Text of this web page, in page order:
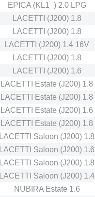
EPICA (KL1_) 2.0 LPG
LACETTI (J200) 1.8
LACETTI (J200) 1.8
LACETTI (J200) 1.4 16V
LACETTI (J200) 1.8
LACETTI (J200) 1.6
LACETTI Estate (J200) 1.8
LACETTI Estate (J200) 1.8
LACETTI Estate (J200) 1.6
LACETTI Estate (J200) 1.8
LACETTI Saloon (J200) 1.8
LACETTI Saloon (J200) 1.6
LACETTI Saloon (J200) 1.8
LACETTI Saloon (J200) 1.4
NUBIRA Estate 1.6